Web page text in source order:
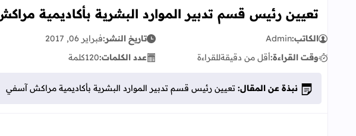
تعيين رئيس قسم تدبير الموارد البشرية بأكاديمية
الكاتب:Admin تاريخ النشر:فبراير 06, 2017
وقت القراءة:أقل من دقيقةللقراءة عدد الكلمات:120كلمة
نبذة عن المقال: تعيين رئيس قسم تدبير الموارد البشرية بأكاديمية مراكش آسفي